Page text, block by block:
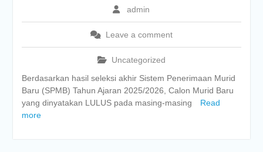
admin
Leave a comment
Uncategorized
Berdasarkan hasil seleksi akhir Sistem Penerimaan Murid
Baru (SPMB) Tahun Ajaran 2025/2026, Calon Murid Baru
yang dinyatakan LULUS pada masing-masing
Read
more